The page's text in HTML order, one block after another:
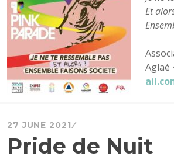
Et
Aglaé
27 JUNE 2021
Pride de Nuit